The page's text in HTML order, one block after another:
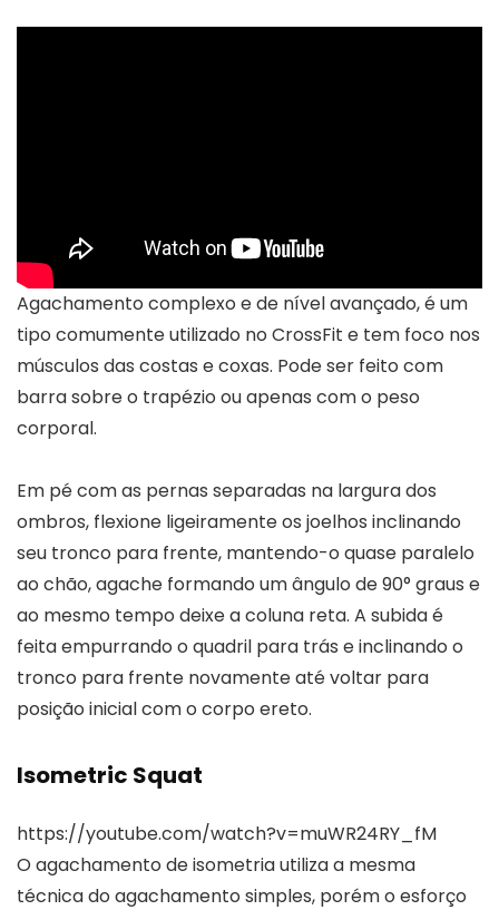
Agachamento complexo e de nível avançado, é um
tipo comumente utilizado no CrossFit e tem foco nos
músculos das costas e coxas. Pode ser feito com
barra sobre o trapézio ou apenas com o peso
corporal.
Em pé com as pernas separadas na largura dos
ombros, flexione ligeiramente os joelhos inclinando
seu tronco para frente, mantendo-o quase paralelo
ao chão, agache formando um ângulo de 90° graus e
ao mesmo tempo deixe a coluna reta. A subida é
feita empurrando o quadril para trás e inclinando o
tronco para frente novamente até voltar para
posição inicial com o corpo ereto.
Isometric Squat
https://youtube.com/watch?v=muWR24RY_fM
O agachamento de isometria utiliza a mesma
técnica do agachamento simples, porém o esforço